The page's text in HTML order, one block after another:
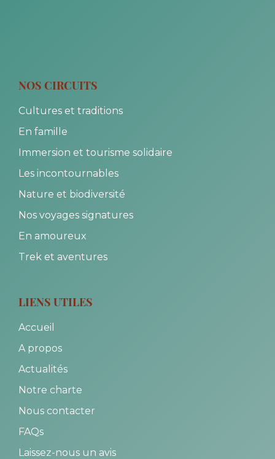
NOS CIRCUITS
Cultures et traditions
En famille
Immersion et tourisme solidaire
Les incontournables
Nature et biodiversité
Nos voyages signatures
En amoureux
Trek et aventures
LIENS UTILES
Accueil
A propos
Actualités
Notre charte
Nous contacter
FAQs
Laissez-nous un avis